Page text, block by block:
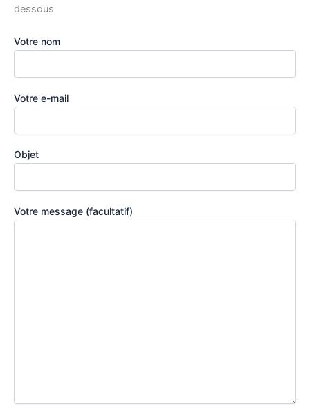
dessous
Votre nom
Votre e-mail
Objet
Votre message (facultatif)